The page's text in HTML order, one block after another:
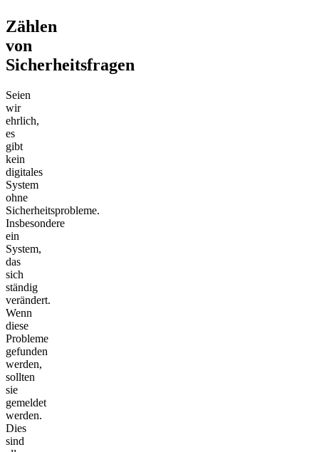
Zählen
von
Sicherheitsfragen
Seien
wir
ehrlich,
es
gibt
kein
digitales
System
ohne
Sicherheitsprobleme.
Insbesondere
ein
System,
das
sich
ständig
verändert.
Wenn
diese
Probleme
gefunden
werden,
sollten
sie
gemeldet
werden.
Dies
sind